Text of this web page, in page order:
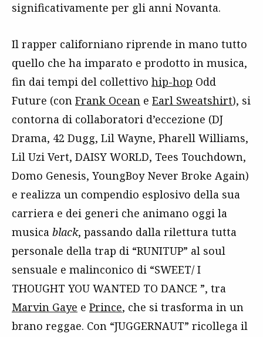
significativamente per gli anni Novanta.
Il rapper californiano riprende in mano tutto
quello che ha imparato e prodotto in musica,
fin dai tempi del collettivo hip-hop Odd
Future (con Frank Ocean e Earl Sweatshirt), si
contorna di collaboratori d’eccezione (DJ
Drama, 42 Dugg, Lil Wayne, Pharell Williams,
Lil Uzi Vert, DAISY WORLD, Tees Touchdown,
Domo Genesis, YoungBoy Never Broke Again)
e realizza un compendio esplosivo della sua
carriera e dei generi che animano oggi la
musica black, passando dalla rilettura tutta
personale della trap di “RUNITUP” al soul
sensuale e malinconico di “SWEET/ I
THOUGHT YOU WANTED TO DANCE ”, tra
Marvin Gaye e Prince, che si trasforma in un
brano reggae. Con “JUGGERNAUT” ricollega il